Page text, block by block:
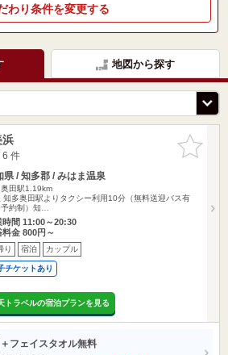
わり条件を変更する
地図から探す
お気に入
りに追加
件
県 / 知多郡 / みはま温泉
田駅1.19km
知多奥田駅よりタクシー利用10分（無料送迎バス有
予約制）知…
時間 11:00～20:30
料金 800円～
り 宿泊 カップル
チケットあり
トラベルの宿泊プランを見る
フェイスタオル無料